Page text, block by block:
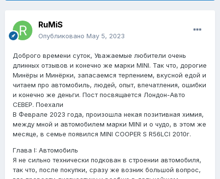
RuMiS
Опубликовано May 5, 2023
Доброго времени суток, Уважаемые любители очень
длинных отзывов и конечно же марки MINI. Так что, дорогие
Минёры и Минёрки, запасаемся терпением, вкусной едой и
читаем про автомобиль, людей, опыт, впечатления, ошибки
и конечно же деньги. Пост посвящается Лондон-Авто
СЕВЕР. Поехали
В Феврале 2023 года, произошла некая позитивная химия,
между мной и автомобилем марки MINI и о чудо, в этом же
месяце, в семье появился MINI COOPER S R56LCI 2010г.
Глава I: Автомобиль
Я не сильно технически подкован в строении автомобиля,
так что, после покупки, сразу же возник большой вопрос,